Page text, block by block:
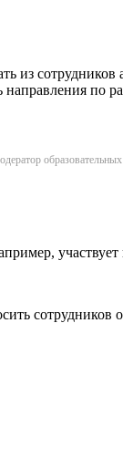
сотрудников
по
сотрудников